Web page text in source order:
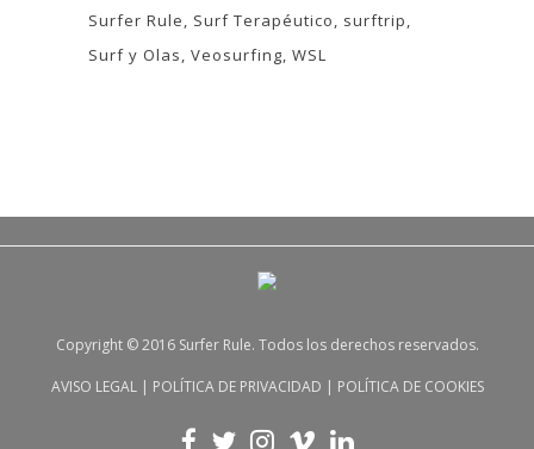
Surfer Rule
Surf Terapéutico
surftrip
Surf y Olas Veosurfing WSL
Copyright © 2016 Surfer Rule. Todos los derechos reservados.
AVISO LEGAL| POLÍTICA DE PRIVACIDAD | POLÍTICA DE COOKIES